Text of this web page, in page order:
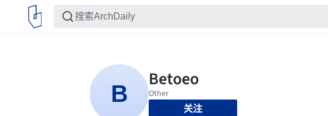
关注